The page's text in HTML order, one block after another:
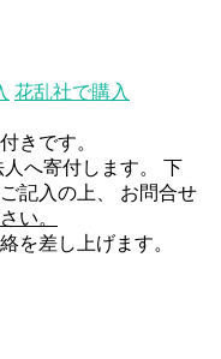
花乱社で購入
きです。
へ寄付します。 下
記入の上、 お問合せ
い。
を差し上げます。